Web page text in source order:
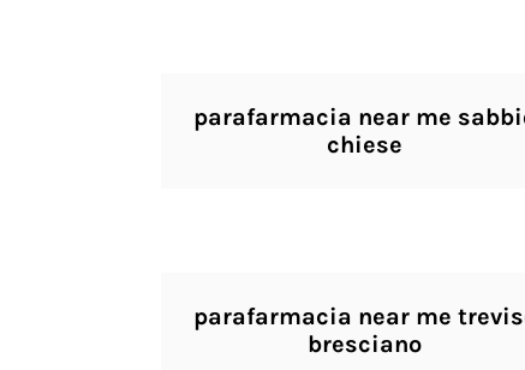
parafarmacia near me
chiese
parafarmacia near me
bresciano